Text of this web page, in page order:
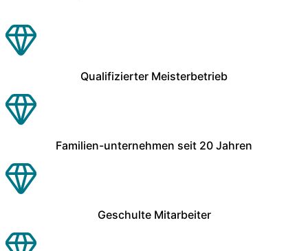
Qualifizierter Meisterbetrieb
Familien-unternehmen seit 20 Jahren
Geschulte Mitarbeiter